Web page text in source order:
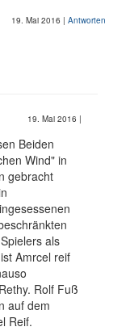
19. Mai 2016 | Antworten
19. Mai 2016 |
Beiden
Wind" in
gebracht
als
Amrcel reif
Rolf Fuß
auf dem
Reif.